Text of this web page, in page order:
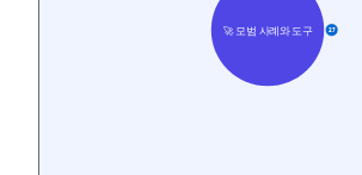
🚀 모범 사례와 도구 27